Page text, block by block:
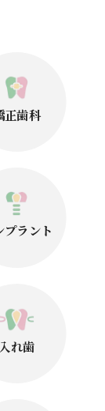
正歯科
プラント
入れ歯